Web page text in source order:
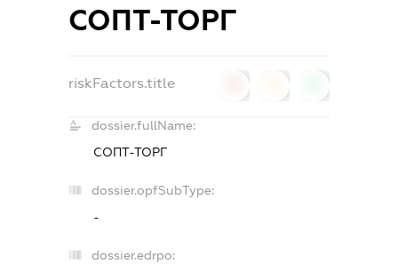
СОПТ-ТОРГ
riskFactors.title
dossier.fullName:
СОПТ-ТОРГ
dossier.opfSubType:
-
dossier.edrpo: